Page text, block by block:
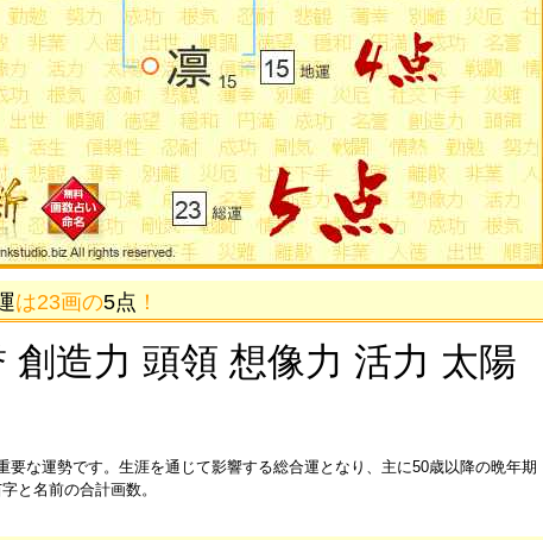
は23画の5点 ！
創造力 頭領 想像力 活力 太陽
要な運勢です。生涯を通じて影響する総合運となり、主に50歳以降の晩年期
と名前の合計画数。